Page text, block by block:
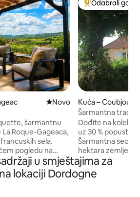
Novi smještaj
Novo
šarmantnu
Roque-Gageaca,
sela.
pogledu na
kafićima,
uz rijeku. Iz kuće
vrući zrak u zoru i
Među najviše
Odabrali gosti
Kuća – Coubjours
Šarmantna
luksuzni bazen
Dođite na
uz 30 % popusta!
Šarmantna
hektara zemlje,
iznimnim
doba godine.
proljeće; ljeti
u smještajima za
lokaciji Dordogne